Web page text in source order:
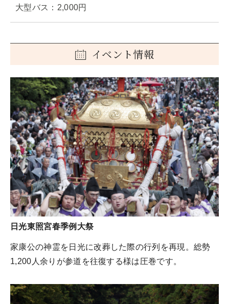
大型バス：2,000円
イベント情報
日光東照宮春季例大祭
家康公の神霊を日光に改葬した際の行列を再現。総勢
1,200人余りが参道を往復する様は圧巻です。